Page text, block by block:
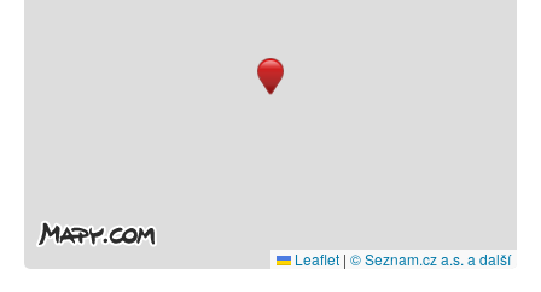
Leaflet | © Seznam.cz a.s. a další